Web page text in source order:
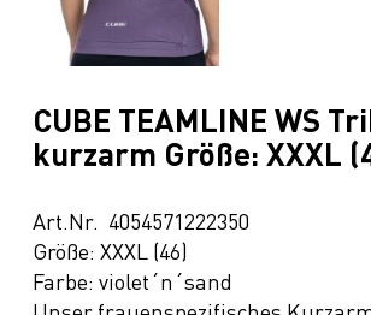
CUBE TEAMLINE WS
kurzarm Größe: XXXL
Art.Nr. 4054571222350
Größe: XXXL (46)
Farbe: violet´n´sand